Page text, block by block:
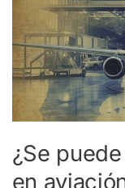
¿Se
en
construir
una
carrera
en
aviación
primero
a